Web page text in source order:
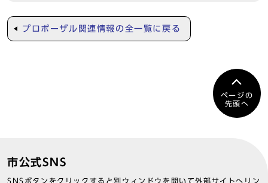
プロポーザル関連情報の全一覧に戻る
ページの
先頭へ
市公式SNS
SNSボタンをクリックすると別ウィンドウを開いて外部サイトへリン